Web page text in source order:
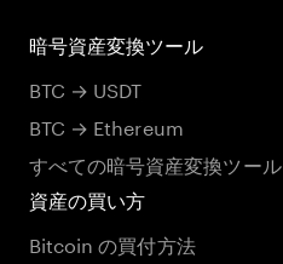
暗号資産変換ツール
BTC → USDT
BTC → Ethereum
すべての暗号資産変換ツール
資産の買い方
Bitcoin の買付方法